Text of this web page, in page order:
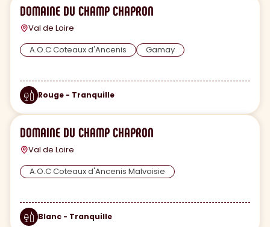
DOMAINE DU CHAMP CHAPRON
Val de Loire
A.O.C Coteaux d'Ancenis
Gamay
Rouge - Tranquille
DOMAINE DU CHAMP CHAPRON
Val de Loire
A.O.C Coteaux d'Ancenis Malvoisie
Blanc - Tranquille